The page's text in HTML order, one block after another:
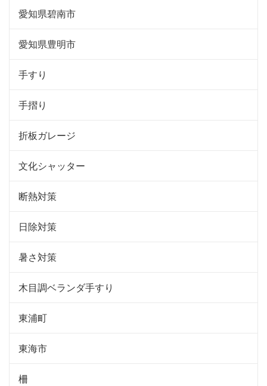
愛知県碧南市
愛知県豊明市
手すり
手摺り
折板ガレージ
文化シャッター
断熱対策
日除対策
暑さ対策
木目調ベランダ手すり
東浦町
東海市
柵